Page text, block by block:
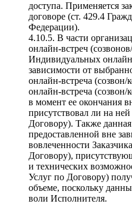
доступа. Применяется
договоре (ст. 429.4
Федерации).
4.10.5. В части
онлайн-встреч
Индивидуальных
зависимости от
онлайн-встреча
онлайн-встреча (созвон/
в момент ее окончания
присутствовал ли на
Договору). Также данная
предоставленной вне
вовлеченности
Договору),
и технических
Услуг по Договору)
объеме, поскольку
воли Исполнителя.